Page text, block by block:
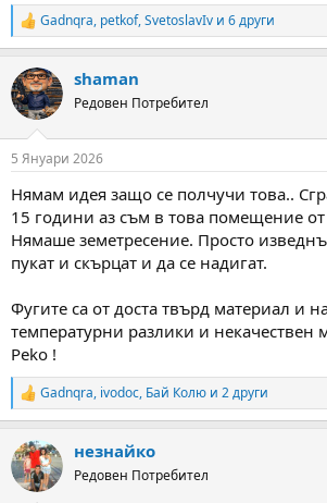
R
e
c
t
i
s
Gadnqra, petkof,SvetoslavIv и 6 други
shaman
Редовен Потребител
5 Януари 2026
Нямам идея защо се полчучи това..
15 години аз съм в това помещение
Нямаше земетресение. Просто
пукат и скърцат и да се надигат.
Фугите са от доста твърд материал и
температурни разлики и некачествен
Peko !
R
e
c
t
i
Gadnqra, ivodoc, Бай Колю и 2 други
незнайко
Редовен Потребител